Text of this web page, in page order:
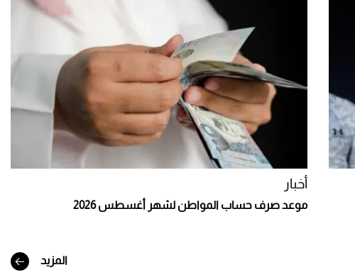
أخبار
موعد صرف حساب المواطن لشهر أغسطس 2026
المزيد